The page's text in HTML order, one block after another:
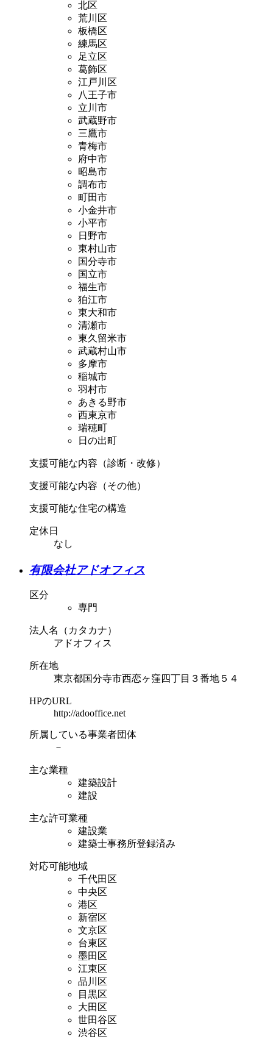
北区
荒川区
板橋区
練馬区
足立区
葛飾区
江戸川区
八王子市
立川市
武蔵野市
三鷹市
青梅市
府中市
昭島市
調布市
町田市
小金井市
小平市
日野市
東村山市
国分寺市
国立市
福生市
狛江市
東大和市
清瀬市
東久留米市
武蔵村山市
多摩市
稲城市
羽村市
あきる野市
西東京市
瑞穂町
日の出町
支援可能な内容（診断・改修）
支援可能な内容（その他）
支援可能な住宅の構造
定休日
なし
有限会社アドオフィス
区分
専門
法人名（カタカナ）
アドオフィス
所在地
東京都国分寺市西恋ヶ窪四丁目３番地５４
HPのURL
http://adooffice.net
所属している事業者団体
－
主な業種
建築設計
建設
主な許可業種
建設業
建築士事務所登録済み
対応可能地域
千代田区
中央区
港区
新宿区
文京区
台東区
墨田区
江東区
品川区
目黒区
大田区
世田谷区
渋谷区